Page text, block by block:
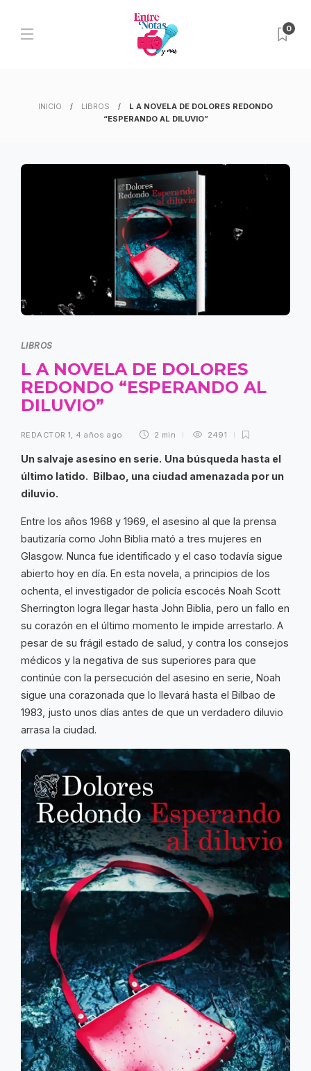
0
INICIO LIBROS
L A NOVELA DE DOLORES REDONDO
“ESPERANDO AL DILUVIO”
LIBROS
L A NOVELA DE DOLORES
REDONDO “ESPERANDO AL
DILUVIO”
REDACTOR 1, 4 años ago 2 min 2491
Un salvaje asesino en serie. Una búsqueda hasta el
último latido. Bilbao, una ciudad amenazada por un
diluvio.
Entre los años 1968 y 1969, el asesino al que la prensa
bautizaría como John Biblia mató a tres mujeres en
Glasgow. Nunca fue identificado y el caso todavía sigue
abierto hoy en día. En esta novela, a principios de los
ochenta, el investigador de policía escocés Noah Scott
Sherrington logra llegar hasta John Biblia, pero un fallo en
su corazón en el último momento le impide arrestarlo. A
pesar de su frágil estado de salud, y contra los consejos
médicos y la negativa de sus superiores para que
continúe con la persecución del asesino en serie, Noah
sigue una corazonada que lo llevará hasta el Bilbao de
1983, justo unos días antes de que un verdadero diluvio
arrasa la ciudad.